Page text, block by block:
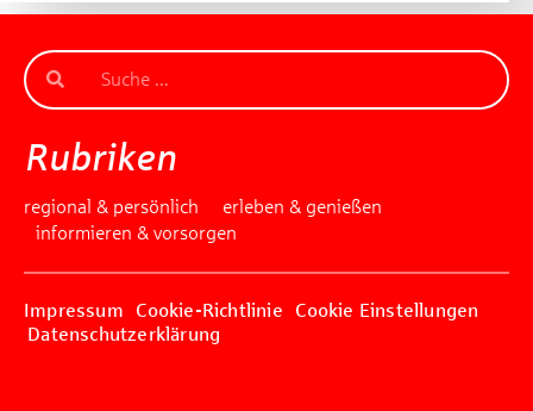
Rubriken
regional & persönlich
erleben & genießen
informieren & vorsorgen
Impressum Cookie-Richtlinie
Cookie Einstellungen
Datenschutzerklärung